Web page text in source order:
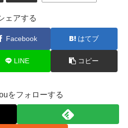
ェアする
Facebook はてブ
LINE コピー
をフォローする